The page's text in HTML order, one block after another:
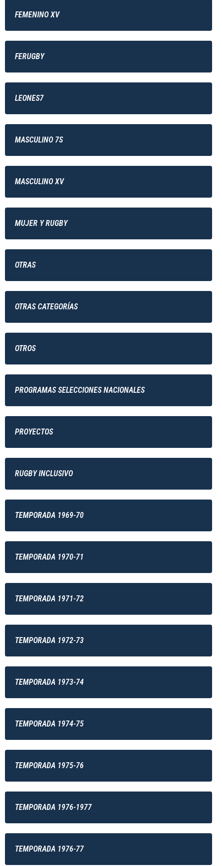
FEMENINO XV
FERUGBY
LEONES7
MASCULINO 7S
MASCULINO XV
MUJER Y RUGBY
OTRAS
OTRAS CATEGORÍAS
OTROS
PROGRAMAS SELECCIONES NACIONALES
PROYECTOS
RUGBY INCLUSIVO
TEMPORADA 1969-70
TEMPORADA 1970-71
TEMPORADA 1971-72
TEMPORADA 1972-73
TEMPORADA 1973-74
TEMPORADA 1974-75
TEMPORADA 1975-76
TEMPORADA 1976-1977
TEMPORADA 1976-77